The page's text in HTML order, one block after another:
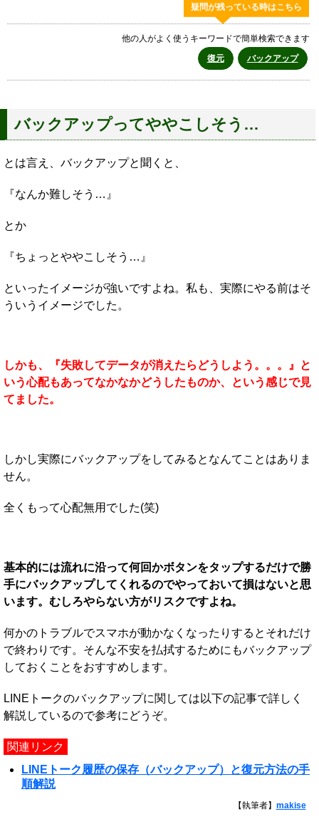
疑問が残っている時はこちら
他の人がよく使うキーワードで簡単検索できます
復元
バックアップ
バックアップってややこしそう…
とは言え、バックアップと聞くと、
『なんか難しそう…』
とか
『ちょっとややこしそう…』
といったイメージが強いですよね。私も、実際にやる前はそ
ういうイメージでした。
しかも、『失敗してデータが消えたらどうしよう。。。』と
いう心配もあってなかなかどうしたものか、という感じで見
てました。
しかし実際にバックアップをしてみるとなんてことはありま
せん。
全くもって心配無用でした(笑)
基本的には流れに沿って何回かボタンをタップするだけで勝
手にバックアップしてくれるのでやっておいて損はないと思
います。むしろやらない方がリスクですよね。
何かのトラブルでスマホが動かなくなったりするとそれだけ
で終わりです。そんな不安を払拭するためにもバックアップ
しておくことをおすすめします。
LINEトークのバックアップに関しては以下の記事で詳しく
解説しているので参考にどうぞ。
関連リンク
LINEトーク履歴の保存（バックアップ）と復元方法の手
順解説
【執筆者】 makise